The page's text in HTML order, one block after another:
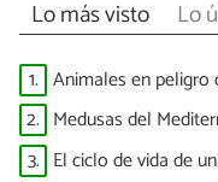
Lo más visto Lo
1. Animales en peligro
2. Medusas del
3. El ciclo de vida de